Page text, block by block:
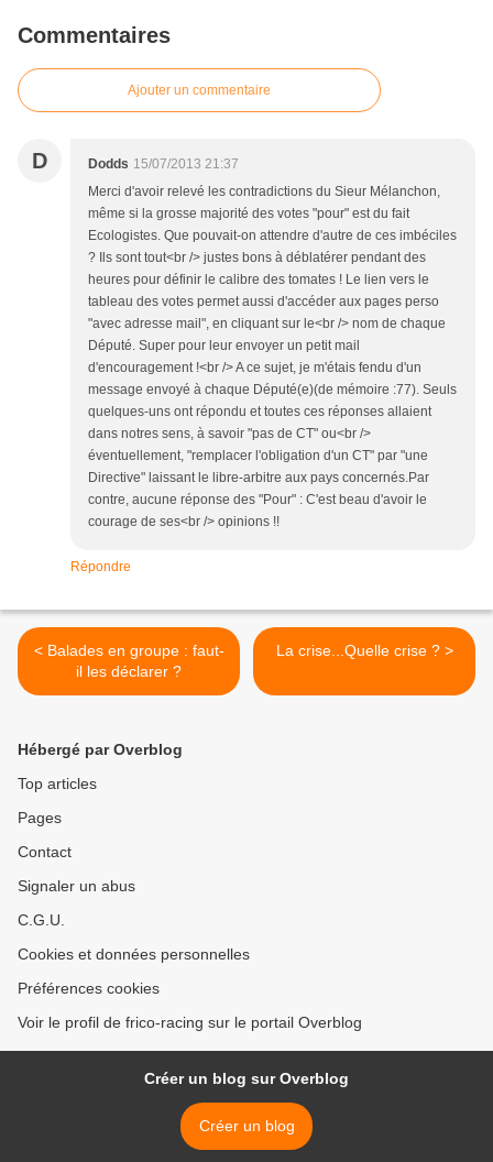
Commentaires
Ajouter un commentaire
D Dodds 15/07/2013 21:37
Merci d'avoir relevé les contradictions du Sieur Mélanchon,
même si la grosse majorité des votes "pour" est du fait
Ecologistes. Que pouvait-on attendre d'autre de ces imbéciles
? Ils sont tout<br /> justes bons à déblatérer pendant des
heures pour définir le calibre des tomates ! Le lien vers le
tableau des votes permet aussi d'accéder aux pages perso
"avec adresse mail", en cliquant sur le<br /> nom de chaque
Député. Super pour leur envoyer un petit mail
d'encouragement !<br /> A ce sujet, je m'étais fendu d'un
message envoyé à chaque Député(e)(de mémoire :77). Seuls
quelques-uns ont répondu et toutes ces réponses allaient
dans notres sens, à savoir "pas de CT" ou<br />
éventuellement, "remplacer l'obligation d'un CT" par "une
Directive" laissant le libre-arbitre aux pays concernés.Par
contre, aucune réponse des "Pour" : C'est beau d'avoir le
courage de ses<br /> opinions !!
Répondre
< Balades en groupe : faut-
il les déclarer ?
La crise...Quelle crise ? >
Hébergé par Overblog
Top articles
Pages
Contact
Signaler un abus
C.G.U.
Cookies et données personnelles
Préférences cookies
Voir le profil de frico-racing sur le portail Overblog
Créer un blog sur Overblog
Créer un blog